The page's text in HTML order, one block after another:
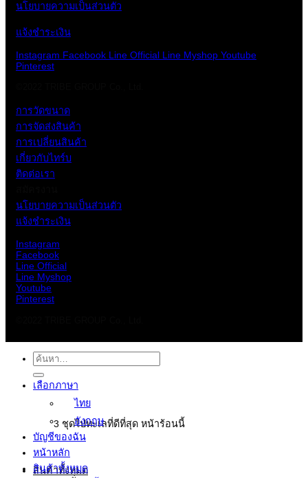
3 ชุดไปทะเลที่ดีที่สุด หน้าร้อนนี้
สินค้าทั้งหมด
นโยบายความเป็นส่วนตัว
แจ้งชำระเงิน
Instagram Facebook Line Official Line Myshop Youtube
Pinterest
การวัดขนาด
การจัดส่งสินค้า
การเปลี่ยนสินค้า
เกี่ยวกับไทร์บ
ติดต่อเรา
นโยบายความเป็นส่วนตัว
แจ้งชำระเงิน
Instagram
Facebook
Line Official
Line Myshop
Youtube
Pinterest
ค้นหา:
เลือกภาษา
ไทย
อังกฤษ
บัญชีของฉัน
หน้าหลัก
สินค้าทั้งหมด